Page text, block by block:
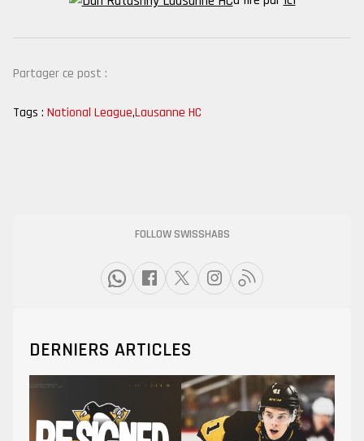
Partager ce post :
Tags : National League,Lausanne HC
FOLLOW SWISSHABS
DERNIERS ARTICLES